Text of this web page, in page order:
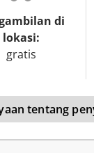
di
lokasi:
gratis
tentang